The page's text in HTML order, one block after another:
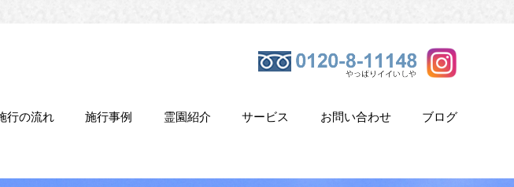
行の流れ 施行事例 霊園紹介 サービス お問い合わせ ブログ